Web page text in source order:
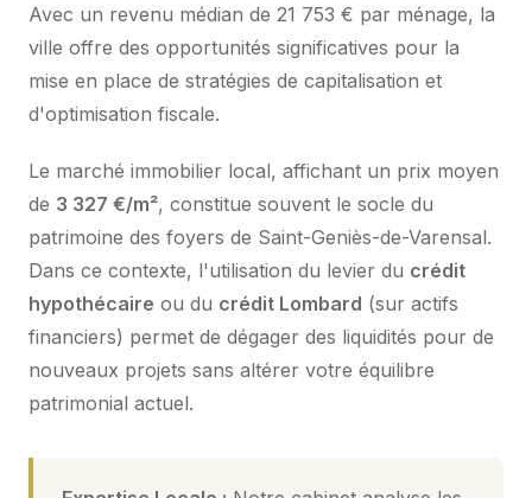
Avec un revenu médian de 21 753 € par ménage, la
ville offre des opportunités significatives pour la
mise en place de stratégies de capitalisation et
d'optimisation fiscale.
Le marché immobilier local, affichant un prix moyen
de 3 327 €/m², constitue souvent le socle du
patrimoine des foyers de Saint-Geniès-de-Varensal.
Dans ce contexte, l'utilisation du levier du crédit
hypothécaire ou du crédit Lombard (sur actifs
financiers) permet de dégager des liquidités pour de
nouveaux projets sans altérer votre équilibre
patrimonial actuel.